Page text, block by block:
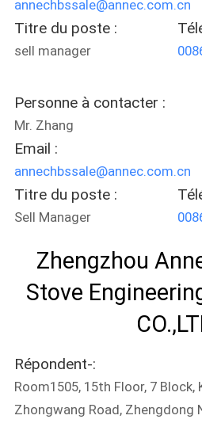
NOUS
CONTACTER
NOUVELLES
LES
AFFAIRES
SITE
DE
CONFIDENTIALITÉ
annechbssale@annec.com.cn
Titre du poste :
sell manager
Personne à contacter :
Mr. Zhang
Email :
annechbssale@annec.com.cn
Titre du poste :
Sell Manager
Zhengzhou
Stove
Répondent-:
Room1505, 15th Floor, 7 Block,
Zhongwang Road, Zhengdong